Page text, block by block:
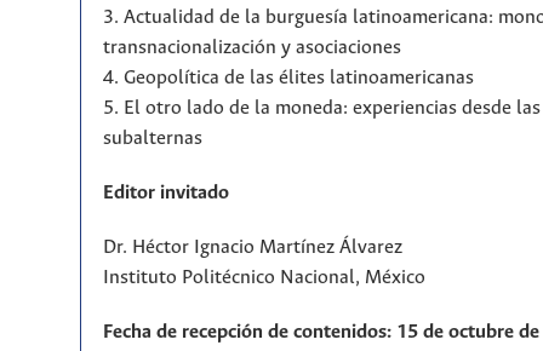
3. Actualidad de la burguesía latinoamericana:
transnacionalización y asociaciones
4. Geopolítica de las élites latinoamericanas
5. El otro lado de la moneda: experiencias desde
subalternas
Editor invitado
Dr. Héctor Ignacio Martínez Álvarez
Instituto Politécnico Nacional, México
Fecha de recepción de contenidos: 15 de octubre